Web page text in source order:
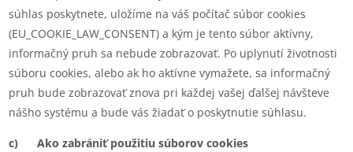
súhlas poskytnete, uložíme na váš počítač súbor cookies
(EU_COOKIE_LAW_CONSENT) a kým je tento súbor aktívny,
informačný pruh sa nebude zobrazovať. Po uplynutí životnosti
súboru cookies, alebo ak ho aktívne vymažete, sa informačný
pruh bude zobrazovať znova pri každej vašej ďalšej návšteve
nášho systému a bude vás žiadať o poskytnutie súhlasu.
c) Ako zabrániť použitiu súborov cookies